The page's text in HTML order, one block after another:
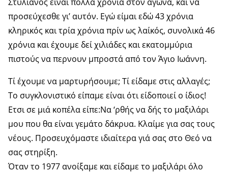
προσεύχεσθε γι’ αυτόν. Εγώ είμαι εδώ 43 χρόνια
κληρικός και τρία χρόνια πρίν ως λαίκός, συνολικά 46
χρόνια και έχουμε δεί χιλιάδες και εκατομμύρια
πιστούς να περνουν μπροστά από τον Άγιο Ιωάννη.
Τί έχουμε να μαρτυρήσουμε; Τί είδαμε στις αλλαγές;
Το συγκλονιστικό είπαμε είναι ότι είδοποιεί ο ίδιος!
Ετσι σε μιά κοπέλα είπε:Να ‘ρθής να δής το μαξιλάρι
μου που θα είναι γεμάτο δάκρυα. Κλαίμε για σας τους
νέους. Προσευχόμαστε ιδιαίτερα γιά σας στο Θεό να
σας στηρίξη.
Όταν το 1977 ανοίξαμε και είδαμε το μαξιλάρι όλο